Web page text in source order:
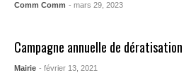
Comm Comm - mars 29, 2023
Campagne annuelle de dératisation
Mairie - février 13, 2021